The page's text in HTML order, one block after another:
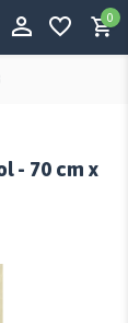
0
- 70 cm x